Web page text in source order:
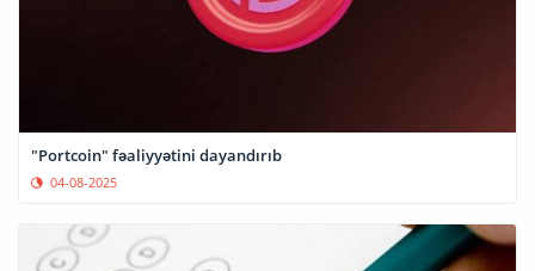
"Portcoin" fəaliyyətini dayandırıb
04-08-2025